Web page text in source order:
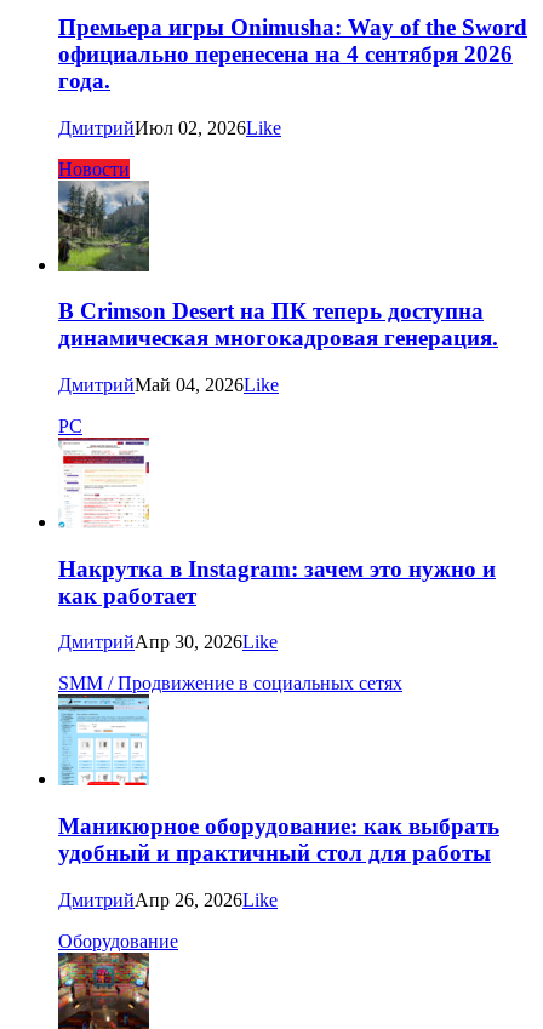
Премьера игры Onimusha: Way of the Sword
официально перенесена на 4 сентября 2026
года.
ДмитрийИюл 02, 2026Like
Новости
В Crimson Desert на ПК теперь доступна
динамическая многокадровая генерация.
ДмитрийМай 04, 2026Like
PC
Накрутка в Instagram: зачем это нужно и
как работает
ДмитрийАпр 30, 2026Like
SMM / Продвижение в социальных сетях
Маникюрное оборудование: как выбрать
удобный и практичный стол для работы
ДмитрийАпр 26, 2026Like
Оборудование